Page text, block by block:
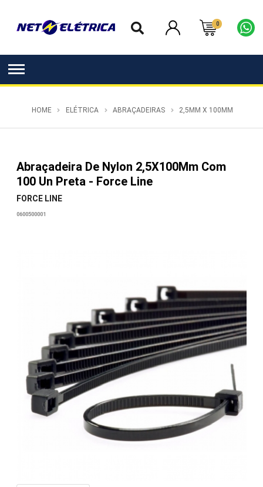
0
HOME ELÉTRICA ABRAÇADEIRAS 2,5MM X 100MM
Abraçadeira De Nylon 2,5X100Mm Com
100 Un Preta - Force Line
FORCE LINE
0600500001